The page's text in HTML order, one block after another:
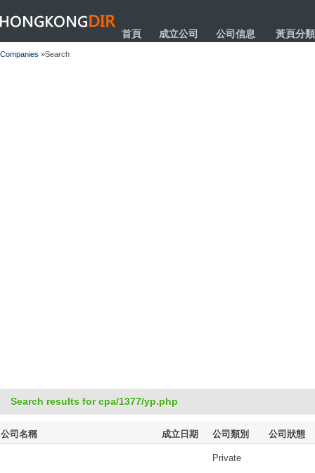
HONGKONGDIR
首頁 成立公司 公司信息 黃頁分類
Companies »Search
Search results for cpa/1377/yp.php
公司名稱 成立日期 公司類別 公司狀態
Private